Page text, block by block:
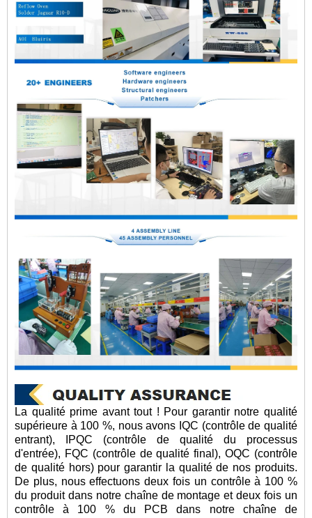
La qualité prime avant tout ! Pour garantir notre qualité
supérieure à 100 %, nous avons IQC (contrôle de qualité
entrant), IPQC (contrôle de qualité du processus
d'entrée), FQC (contrôle de qualité final), OQC (contrôle
de qualité hors) pour garantir la qualité de nos produits.
De plus, nous effectuons deux fois un contrôle à 100 %
du produit dans notre chaîne de montage et deux fois un
contrôle à 100 % du PCB dans notre chaîne de